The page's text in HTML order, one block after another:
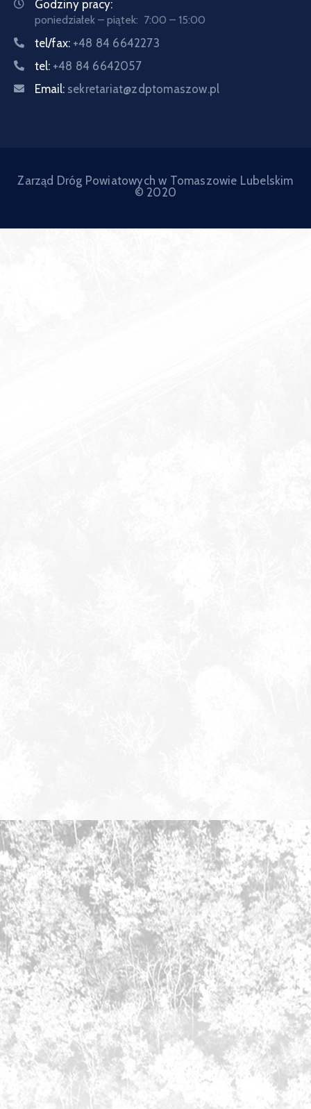
Godziny pracy:
poniedziałek – piątek: 7:00 – 15:00
tel/fax: +48 84 6642273
tel: +48 84 6642057
Email: sekretariat@zdptomaszow.pl
Zarząd Dróg Powiatowych w Tomaszowie Lubelskim
© 2020